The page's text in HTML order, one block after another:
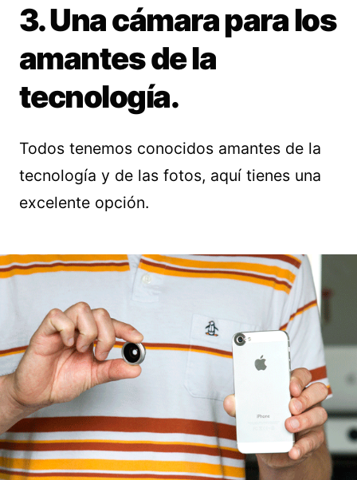
3. Una cámara para los
amantes de la
tecnología.
Todos tenemos conocidos amantes de la
tecnología y de las fotos, aquí tienes una
excelente opción.